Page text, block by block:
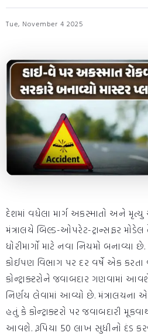
Tue, November 4 2025
દેશમાં વધેલા માર્ગ અકસ્માતો અને મૃત્યુ
મંત્રાલયે બિલ્ડ-ઓપરેટ-ટ્રાન્સફર મોડેલ
ધોરીમાર્ગો માટે નવા નિયમો
કોઈપણ વિભાગ પર દર વર્ષે એક કરતા
કોન્ટ્રાક્ટરોને જવાબદાર ગણવામાં
નિર્ણય લેવામાં આવ્યો છે. મંત્રાલયના
હતું કે કોન્ટ્રાક્ટરો પર જવાબદારી
આવશે. રૂપિયા 50 લાખ સુધીનો દંડ